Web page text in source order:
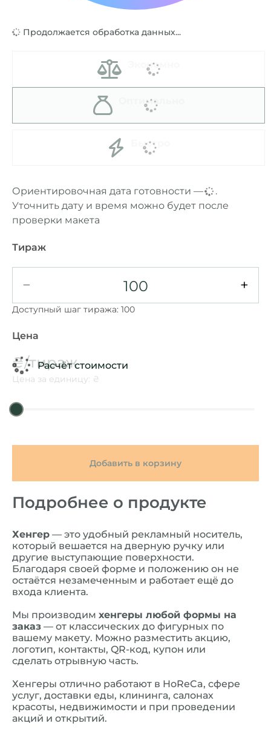
Продолжается обработка данных...
Экономно
Оптимально
Быстро
Ориентировочная дата готовности —....
Уточнить дату и время можно будет после
проверки макета
Тираж
− +
Доступный шаг тиража: 100
Цена
Расчёт стоимости
₴/тираж
Цена за единицу: ₴
Добавить в корзину
Подробнее о продукте
Хенгер — это удобный рекламный носитель,
который вешается на дверную ручку или
другие выступающие поверхности.
Благодаря своей форме и положению он не
остаётся незамеченным и работает ещё до
входа клиента.
Мы производим хенгеры любой формы на
заказ — от классических до фигурных по
вашему макету. Можно разместить акцию,
логотип, контакты, QR-код, купон или
сделать отрывную часть.
Хенгеры отлично работают в HoReCa, сфере
услуг, доставки еды, клининга, салонах
красоты, недвижимости и при проведении
акций и открытий.